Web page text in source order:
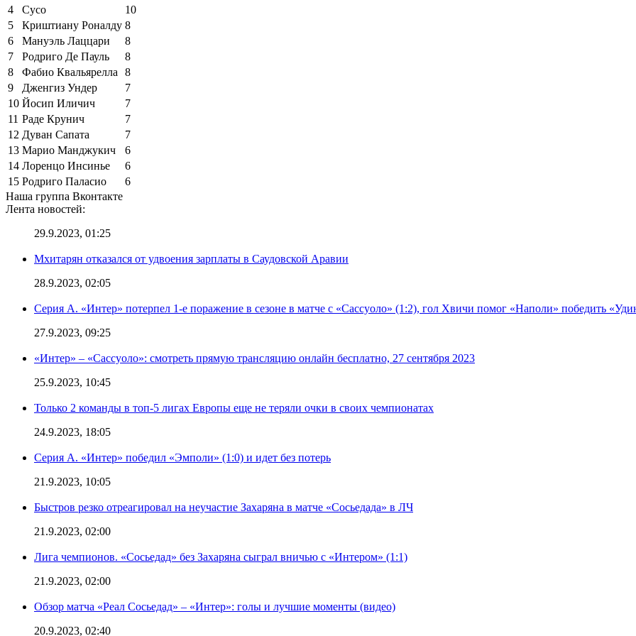
4
Сусо
10
5
Криштиану Роналду 8
6
Мануэль Лаццари
8
7
Родриго Де Пауль
8
8
Фабио Квальярелла
8
9
Дженгиз Ундер
7
10 Йосип Иличич
7
11 Раде Крунич
7
12 Дуван Сапата
7
13 Марио Манджукич
6
14 Лоренцо Инсинье
6
15 Родриго Паласио
6
Наша группа Вконтакте
Лента новостей:
29.9.2023, 01:25
Мхитарян отказался от удвоения зарплаты в Саудовской Аравии
28.9.2023, 02:05
Серия А. «Интер» потерпел 1-е поражение в сезоне в матче с «Сассуоло» (1:2), гол Хвичи помог «Наполи» победить
27.9.2023, 09:25
«Интер» – «Сассуоло»: смотреть прямую трансляцию онлайн бесплатно, 27 сентября 2023
25.9.2023, 10:45
Только 2 команды в топ-5 лигах Европы еще не теряли очки в своих чемпионатах
24.9.2023, 18:05
Серия А. «Интер» победил «Эмполи» (1:0) и идет без потерь
21.9.2023, 10:05
Быстров резко отреагировал на неучастие Захаряна в матче «Сосьедада» в ЛЧ
21.9.2023, 02:00
Лига чемпионов. «Сосьедад» без Захаряна сыграл вничью с «Интером» (1:1)
21.9.2023, 02:00
Обзор матча «Реал Сосьедад» – «Интер»: голы и лучшие моменты (видео)
20.9.2023, 02:40